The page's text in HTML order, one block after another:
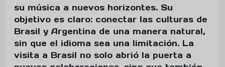
su música a nuevos horizontes. Su
objetivo es claro: conectar las culturas de
Brasil y Argentina de una manera natural,
sin que el idioma sea una limitación. La
visita a Brasil no solo abrió la puerta a